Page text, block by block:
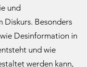
und
Diskurs. Besonders
Desinformation in
und wie
werden kann,